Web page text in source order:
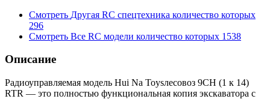
Смотреть Другая RC спецтехника количество которых
296
Смотреть Все RC модели количество которых 1538
Описание
Радиоуправляемая модель Hui Na Toysлесовоз 9CH (1 к 14)
RTR — это полностью функциональная копия экскаватора с